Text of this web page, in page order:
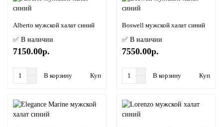
Alberto мужской халат синий
✅ В наличии
7150.00р.
В корзину Купить в 1 клик
Boswell мужской халат синий
✅ В наличии
7550.00р.
В корзину Купить